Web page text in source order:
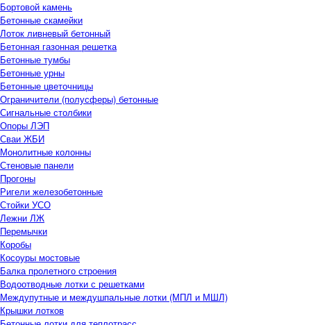
Бортовой камень
Бетонные скамейки
Лоток ливневый бетонный
Бетонная газонная решетка
Бетонные тумбы
Бетонные урны
Бетонные цветочницы
Ограничители (полусферы) бетонные
Сигнальные столбики
Опоры ЛЭП
Сваи ЖБИ
Монолитные колонны
Стеновые панели
Прогоны
Ригели железобетонные
Стойки УСО
Лежни ЛЖ
Перемычки
Коробы
Косоуры мостовые
Балка пролетного строения
Водоотводные лотки с решетками
Междупутные и междушпальные лотки (МПЛ и МШЛ)
Крышки лотков